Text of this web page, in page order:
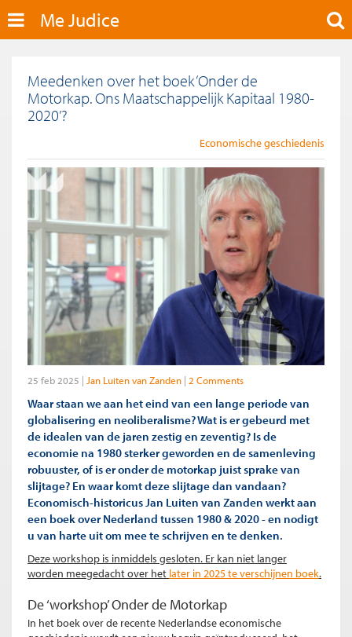
Me Judice
Meedenken over het boek ‘Onder de
Motorkap. Ons Maatschappelijk Kapitaal 1980-
2020’?
Economische geschiedenis
25 feb 2025 Jan Luiten van Zanden 2 Comments
Waar staan we aan het eind van een lange periode van
globalisering en neoliberalisme? Wat is er gebeurd met
de idealen van de jaren zestig en zeventig? Is de
economie na 1980 sterker geworden en de samenleving
robuuster, of is er onder de motorkap juist sprake van
slijtage? En waar komt deze slijtage dan vandaan?
Economisch-historicus Jan Luiten van Zanden werkt aan
een boek over Nederland tussen 1980 & 2020 - en nodigt
u van harte uit om mee te schrijven en te denken.
Deze workshop is inmiddels gesloten. Er kan niet langer
worden meegedacht over het later in 2025 te verschijnen boek.
De ‘workshop’ Onder de Motorkap
In het boek over de recente Nederlandse economische